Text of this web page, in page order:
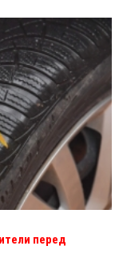
перед